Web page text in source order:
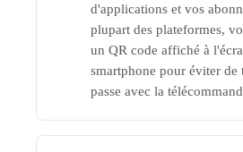
d'applications et vos
plupart des plateformes,
un QR code affiché à
smartphone pour éviter de
passe avec la